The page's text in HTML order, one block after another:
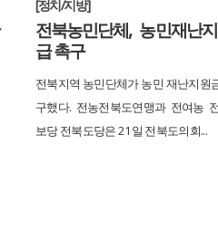
[정치/지방]
전북농민단체, 농민재난
급 촉구
전북지역 농민단체가 농민 재난지원
구했다. 전농전북도연맹과 전여농
보당 전북도당은 21일 전북도의회...